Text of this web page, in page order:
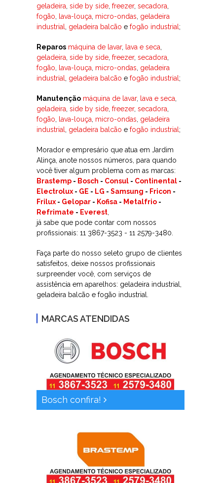
geladeira side by side freezer, secadora
fogão
lava-louça micro-ondas geladeira
industrial
geladeira balcão e fogão industrial ;
Reparos máquina de lavar, lava e seca
geladeira side by side freezer, secadora
fogão
lava-louça micro-ondas geladeira
industrial
geladeira balcão e fogão industrial ;
Manutenção máquina de lavar, lava e seca
geladeira side by side freezer, secadora
fogão
lava-louça micro-ondas geladeira
industrial
geladeira balcão e fogão industrial ;
Morador e empresário que atua em Jardim
Alinça, anote nossos números, para quando
você tiver algum problema com as marcas:
Brastemp - Bosch - Consul - Continental -
Electrolux - GE - LG - Samsung - Fricon -
Frilux - Gelopar - Kofisa - Metalfrio -
Refrimate - Everest
já sabe que pode contar com nossos
profissionais: 11 3867-3523 - 11 2579-3480.
Faça parte do nosso seleto grupo de clientes
satisfeitos, deixe nossos profissionais
surpreender você, com serviços de
assistência em aparelhos: geladeira industrial,
geladeira balcão e fogão industrial.
MARCAS ATENDIDAS
Bosch confira!